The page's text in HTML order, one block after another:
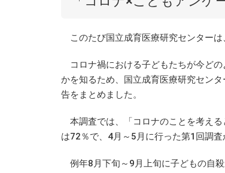
このたび国立成育医療研究センター
コロナ禍における子どもたちが今ど
かを知るため、国立成育医療研究セン
告をまとめました。
本調査では、「コロナのことを考え
は72％で、4月～5月に行った第1回調査
例年8月下旬～9月上旬に子どもの自